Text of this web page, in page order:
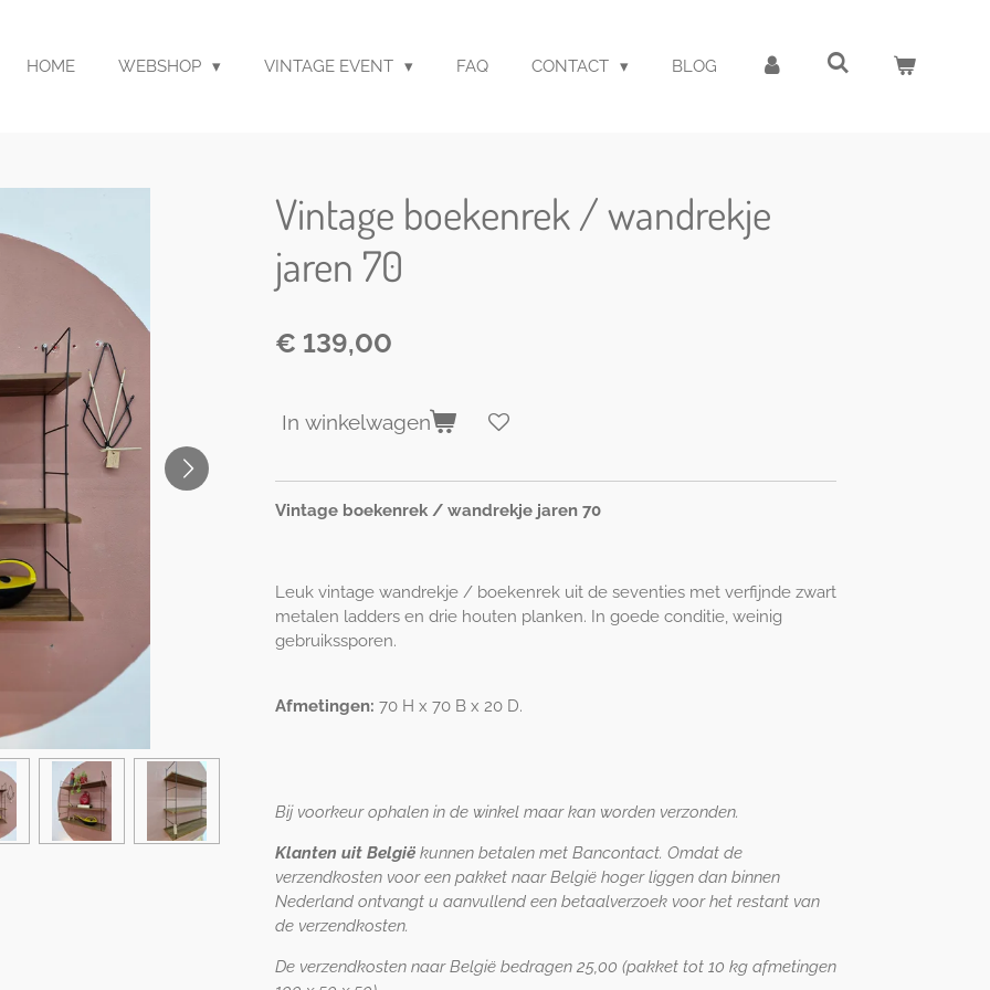
HOME WEBSHOP VINTAGE EVENT FAQ CONTACT BLOG
Vintage boekenrek / wandrekje
jaren 70
€ 139,00
In winkelwagen
Vintage boekenrek / wandrekje jaren 70
Leuk vintage wandrekje / boekenrek uit de seventies met verfijnde zwart
metalen ladders en drie houten planken. In goede conditie, weinig
gebruikssporen.
Afmetingen: 70 H x 70 B x 20 D.
Bij voorkeur ophalen in de winkel maar kan worden verzonden.
Klanten uit België kunnen betalen met Bancontact. Omdat de
verzendkosten voor een pakket naar België hoger liggen dan binnen
Nederland ontvangt u aanvullend een betaalverzoek voor het restant van
de verzendkosten.
De verzendkosten naar België bedragen 25,00 (pakket tot 10 kg afmetingen